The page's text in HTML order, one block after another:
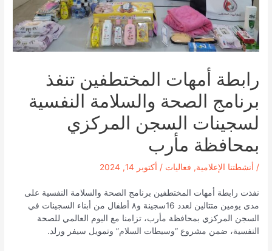
رابطة أمهات المختطفين تنفذ
برنامج الصحة والسلامة النفسية
لسجينات السجن المركزي
بمحافظة مأرب
/ أنشطتنا الإعلامية, فعاليات / أكتوبر 14, 2024
نفذت رابطة أمهات المختطفين برنامج الصحة والسلامة النفسية على
مدى يومين متتالين لعدد 16سجينة و٨ أطفال من أبناء السجينات في
السجن المركزي بمحافظة مأرب، تزامنا مع اليوم العالمي للصحة
النفسية، ضمن مشروع “وسيطات السلام” وتمويل سيفر ورلد.